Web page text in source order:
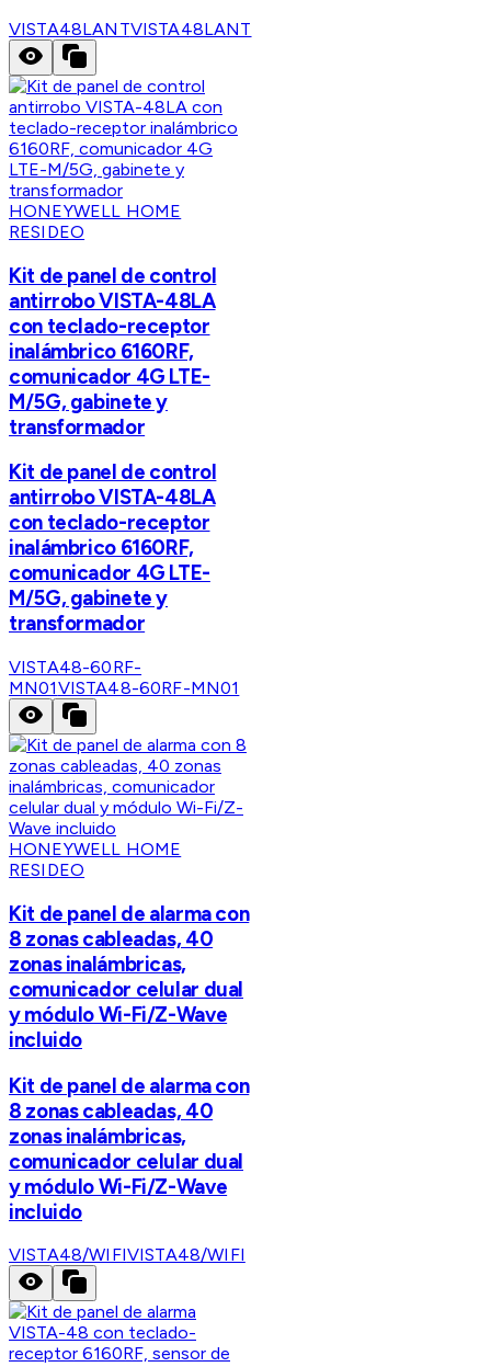
VISTA48LANTVISTA48LANT
HONEYWELL HOME
RESIDEO
Kit de panel de control
antirrobo VISTA-48LA
con teclado-receptor
inalámbrico 6160RF,
comunicador 4G LTE-
M/5G, gabinete y
transformador
Kit de panel de control
antirrobo VISTA-48LA
con teclado-receptor
inalámbrico 6160RF,
comunicador 4G LTE-
M/5G, gabinete y
transformador
VISTA48-60RF-
MN01VISTA48-60RF-MN01
HONEYWELL HOME
RESIDEO
Kit de panel de alarma con
8 zonas cableadas, 40
zonas inalámbricas,
comunicador celular dual
y módulo Wi-Fi/Z-Wave
incluido
Kit de panel de alarma con
8 zonas cableadas, 40
zonas inalámbricas,
comunicador celular dual
y módulo Wi-Fi/Z-Wave
incluido
VISTA48/WIFIVISTA48/WIFI